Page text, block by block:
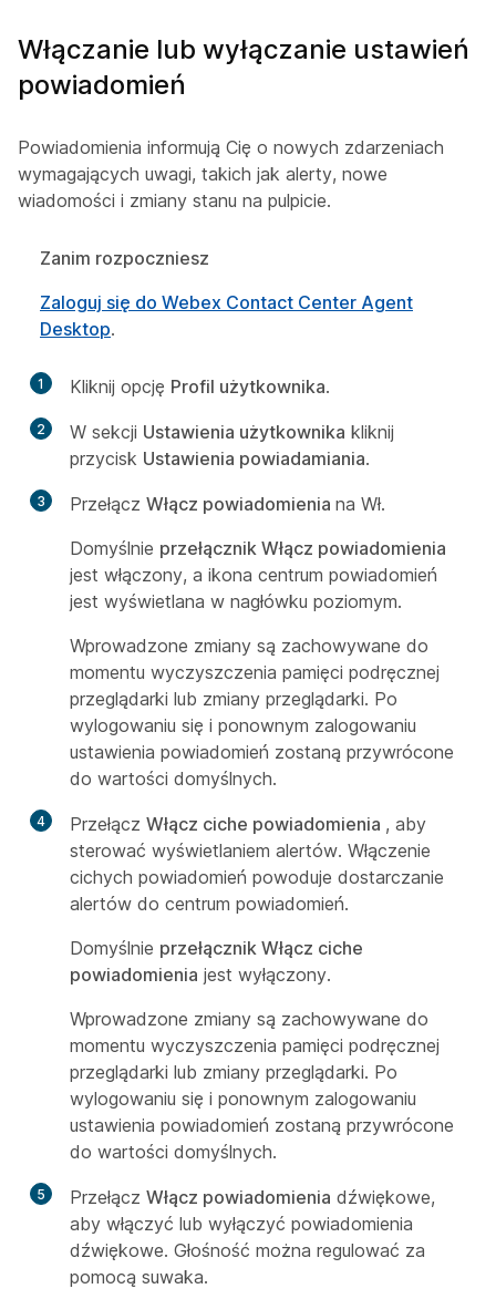
Włączanie lub wyłączanie ustawień
powiadomień
Powiadomienia informują Cię o nowych zdarzeniach
wymagających uwagi, takich jak alerty, nowe
wiadomości i zmiany stanu na pulpicie.
Zanim rozpoczniesz
Zaloguj się do Webex Contact Center Agent
Desktop.
1 Kliknij opcję Profil użytkownika.
2 W sekcji Ustawienia użytkownika kliknij
przycisk Ustawienia powiadamiania.
3 Przełącz Włącz powiadomienia na Wł.
Domyślnie przełącznik Włącz powiadomienia
jest włączony, a ikona centrum powiadomień
jest wyświetlana w nagłówku poziomym.
Wprowadzone zmiany są zachowywane do
momentu wyczyszczenia pamięci podręcznej
przeglądarki lub zmiany przeglądarki. Po
wylogowaniu się i ponownym zalogowaniu
ustawienia powiadomień zostaną przywrócone
do wartości domyślnych.
4 Przełącz Włącz ciche powiadomienia , aby
sterować wyświetlaniem alertów. Włączenie
cichych powiadomień powoduje dostarczanie
alertów do centrum powiadomień.
Domyślnie przełącznik Włącz ciche
powiadomienia jest wyłączony.
Wprowadzone zmiany są zachowywane do
momentu wyczyszczenia pamięci podręcznej
przeglądarki lub zmiany przeglądarki. Po
wylogowaniu się i ponownym zalogowaniu
ustawienia powiadomień zostaną przywrócone
do wartości domyślnych.
5 Przełącz Włącz powiadomienia dźwiękowe,
aby włączyć lub wyłączyć powiadomienia
dźwiękowe. Głośność można regulować za
pomocą suwaka.